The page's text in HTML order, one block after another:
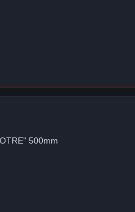
500mm